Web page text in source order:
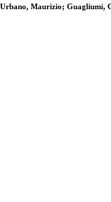
Maurizio;